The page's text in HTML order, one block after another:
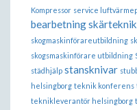
Kompressor service
bearbetningskärteknik
skogmaskinförareutbildning
skogsmaskinförare utbildning
städhjälp stansknivar
helsingborg teknik konferens
teknikleverantör helsingborg